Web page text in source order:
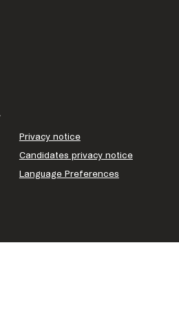
Privacy notice
Candidates privacy notice
Language Preferences